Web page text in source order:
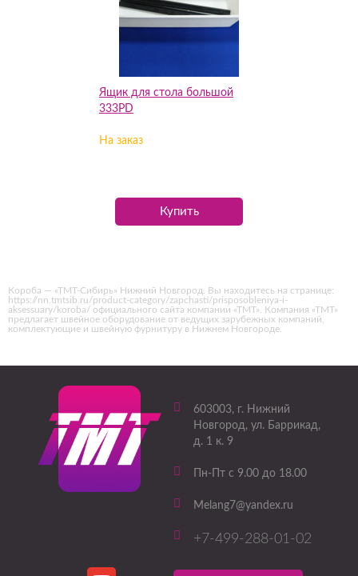
Ящик для стола большой
333PD
На заказ
Купить
Короба — «ТМТ-Сибирь» Нижний Новгород. Вы находитесь на странице:
https://nn.tmtsib.ru/product-category/zapchasti/prisposobleniya-i-
aksessuary/koroba/ официального сайта компании «ТМТ». Компания «ТМТ»
предлагает швейное оборудование от ведущих зарубежных компаний,
комплектующие и швейную фурнитуру в Нижнем Новгороде.
603003, г. Нижний
Новгород, ул. Баррикад,
д. 1 к. 9
Пн-Пт с 9.00 до 18.00
Melang7@yandex.ru
+7-499-288-01-02